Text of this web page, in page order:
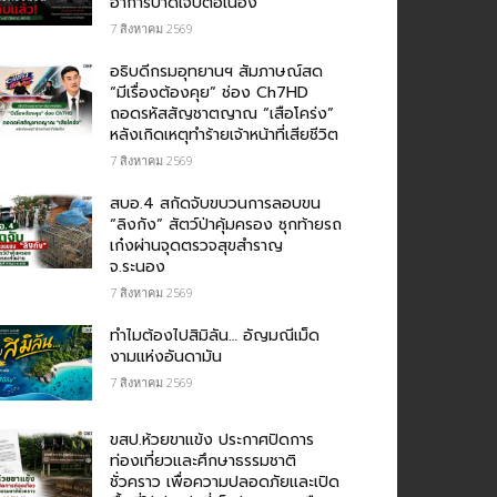
7 สิงหาคม 2569
อธิบดีกรมอุทยานฯ สัมภาษณ์สด
“มีเรื่องต้องคุย” ช่อง Ch7HD
ถอดรหัสสัญชาตญาณ “เสือโคร่ง”
หลังเกิดเหตุทำร้ายเจ้าหน้าที่เสียชีวิต
7 สิงหาคม 2569
สบอ.4 สกัดจับขบวนการลอบขน
“ลิงกัง” สัตว์ป่าคุ้มครอง ซุกท้ายรถ
เก๋งผ่านจุดตรวจสุขสำราญ
จ.ระนอง
7 สิงหาคม 2569
ทำไมต้องไปสิมิลัน… อัญมณีเม็ด
งามแห่งอันดามัน
7 สิงหาคม 2569
ขสป.ห้วยขาแข้ง ประกาศปิดการ
ท่องเที่ยวและศึกษาธรรมชาติ
ชั่วคราว เพื่อความปลอดภัยและเปิด